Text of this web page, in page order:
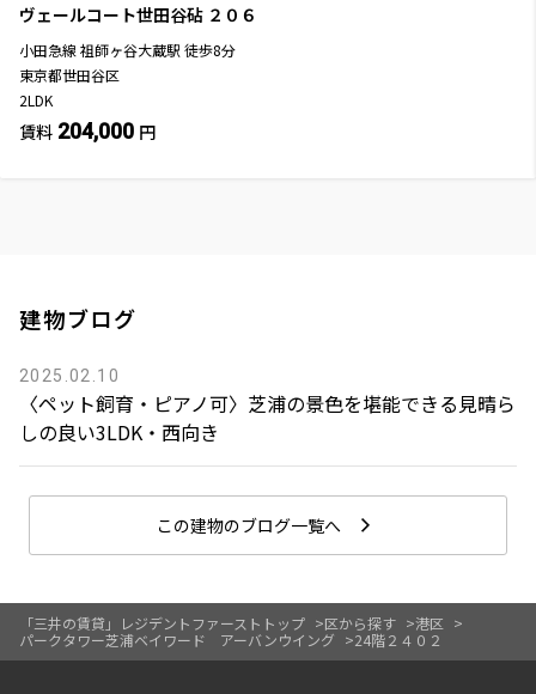
「三井の賃貸」レジデントファーストトップ 区から探す
港区
パークタワー芝浦ベイワード アーバンウイング
24階２４０２
ヴェールコート世田谷砧 ２０６
小田急線 祖師ヶ谷大蔵駅 徒歩8分
東京都世田谷区
2LDK
賃料 204,000 円
建物ブログ
2025.02.10
〈ペット飼育・ピアノ可〉芝浦の景色を堪能できる見晴ら
しの良い3LDK・西向き
この建物のブログ一覧へ